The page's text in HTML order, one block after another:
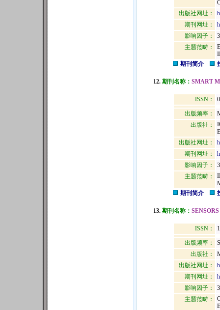
出版社网址：
期刊网址：
影响因子：
主题范畴：
期刊简介
12. 期刊名称： SMART
ISSN：
出版频率：
出版社：
出版社网址：
期刊网址：
影响因子：
主题范畴：
期刊简介
13. 期刊名称： SENSORS
ISSN：
出版频率：
出版社：
出版社网址：
期刊网址：
影响因子：
主题范畴：